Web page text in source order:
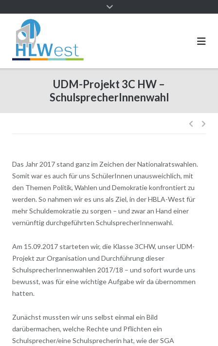
UDM-Projekt 3C HW –
SchulsprecherInnenwahl
Das Jahr 2017 stand ganz im Zeichen der Nationalratswahlen.
Somit war es auch für uns SchülerInnen unausweichlich, mit
den Themen Politik, Wahlen und Demokratie konfrontiert zu
werden. So nahmen wir es uns als Ziel, in der HBLA-West für
mehr Schuldemokratie zu sorgen – und zwar an Hand einer
vernünftig durchgeführten SchulsprecherInnenwahl.
Am 15.09.2017 starteten wir, die Klasse 3CHW, unser UDM-
Projekt zur Organisation und Durchführung dieser
SchulsprecherInnenwahlen 2017/18 – und sofort wurde uns
bewusst, was für eine wichtige Aufgabe wir da übernommen
hatten.
Zunächst mussten wir uns selbst einmal ein Bild
darübermachen, welche Rechte und Pflichten ein
Schulsprecher/eine Schulsprecherin hat, wie der SGA